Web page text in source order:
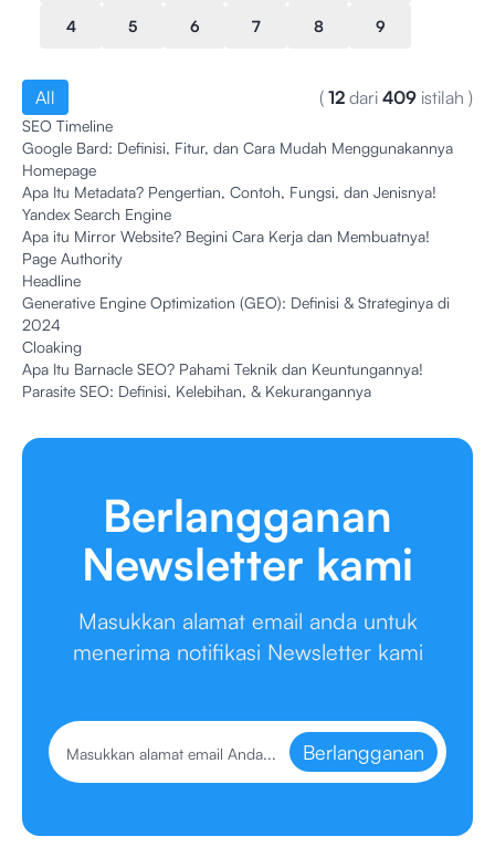
4 5 6 7 8 9
All ( 12 dari 409 istilah )
SEO Timeline
Google Bard: Definisi, Fitur, dan Cara Mudah Menggunakannya
Homepage
Apa Itu Metadata? Pengertian, Contoh, Fungsi, dan Jenisnya!
Yandex Search Engine
Apa itu Mirror Website? Begini Cara Kerja dan Membuatnya!
Page Authority
Headline
Generative Engine Optimization (GEO): Definisi & Strateginya di
2024
Cloaking
Apa Itu Barnacle SEO? Pahami Teknik dan Keuntungannya!
Parasite SEO: Definisi, Kelebihan, & Kekurangannya
Berlangganan
Newsletter kami
Masukkan alamat email anda untuk
menerima notifikasi Newsletter kami
Berlangganan